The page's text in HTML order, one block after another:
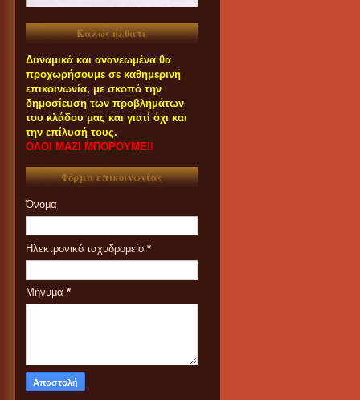
Καλώς ήλθατε
Δυναμικά και ανανεωμένα θα
προχωρήσουμε σε καθημερινή
επικοινωνία, με σκοπό την
δημοσίευση των προβλημάτων
του κλάδου μας και γιατί όχι και
την επίλυσή τους.
ΟΛΟΙ ΜΑΖΙ ΜΠΟΡΟΥΜΕ!!
Φόρμα επικοινωνίας
Όνομα
Ηλεκτρονικό ταχυδρομείο *
Μήνυμα *